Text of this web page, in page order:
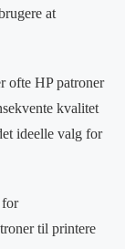
at
ofte HP patroner
kvalitet
ideelle valg for
for
til printere